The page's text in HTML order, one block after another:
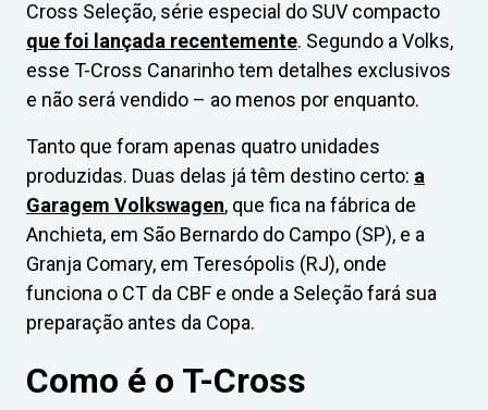
Cross Seleção, série especial do SUV compacto
que foi lançada recentemente. Segundo a Volks,
esse T-Cross Canarinho tem detalhes exclusivos
e não será vendido – ao menos por enquanto.
Tanto que foram apenas quatro unidades
produzidas. Duas delas já têm destino certo: a
Garagem Volkswagen, que fica na fábrica de
Anchieta, em São Bernardo do Campo (SP), e a
Granja Comary, em Teresópolis (RJ), onde
funciona o CT da CBF e onde a Seleção fará sua
preparação antes da Copa.
Como é o T-Cross